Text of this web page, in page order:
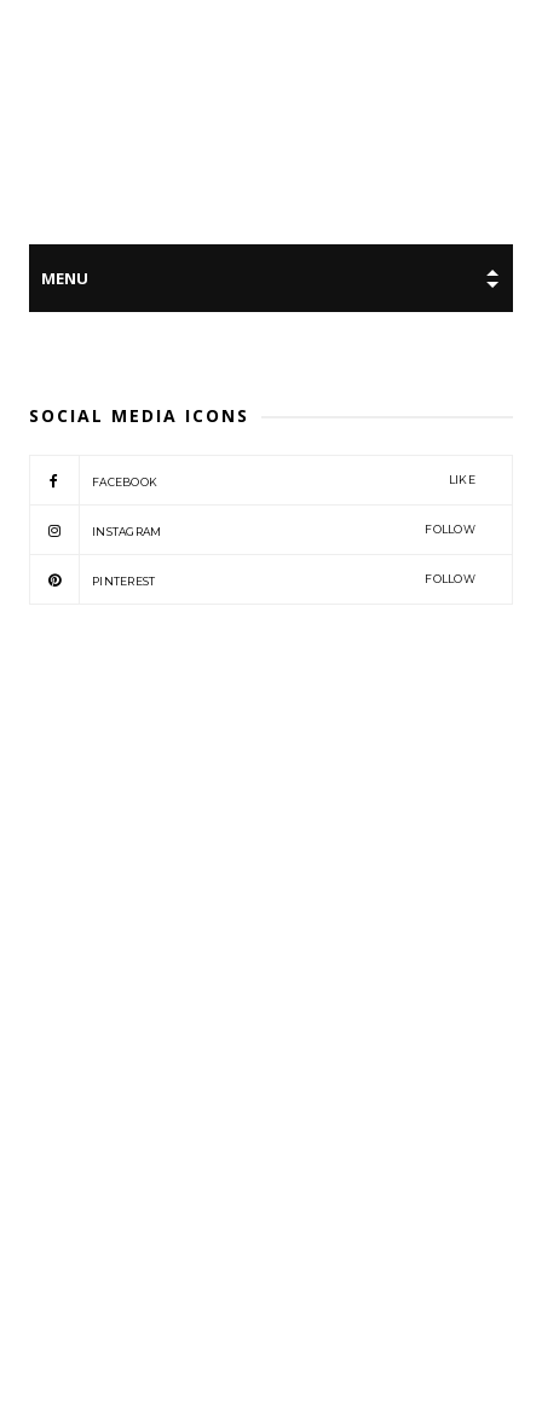
SOCIAL MEDIA ICONS
FACEBOOK LIKE
INSTAGRAM FOLLOW
PINTEREST FOLLOW